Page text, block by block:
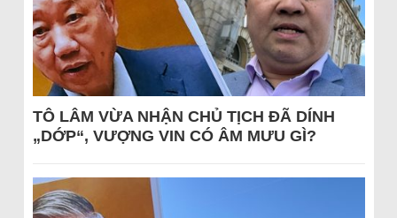
TÔ LÂM VỪA NHẬN CHỦ TỊCH ĐÃ DÍNH
„DỚP“, VƯỢNG VIN CÓ ÂM MƯU GÌ?